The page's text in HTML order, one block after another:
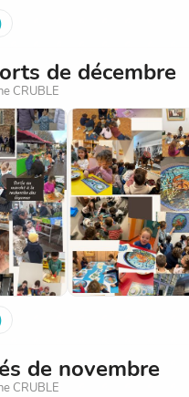
de décembre
CRUBLE
de novembre
CRUBLE